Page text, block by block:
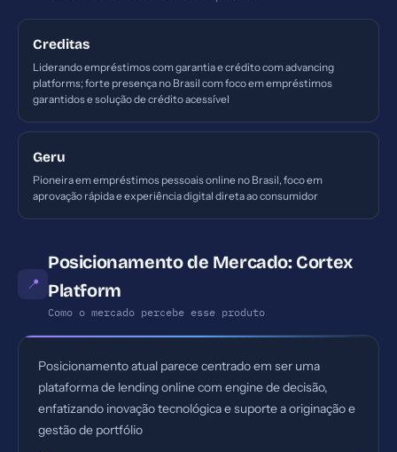
Creditas
Liderando empréstimos com garantia e crédito com advancing
platforms; forte presença no Brasil com foco em empréstimos
garantidos e solução de crédito acessível
Geru
Pioneira em empréstimos pessoais online no Brasil, foco em
aprovação rápida e experiência digital direta ao consumidor
📍
Posicionamento de Mercado: Cortex
Platform
Como o mercado percebe esse produto
Posicionamento atual parece centrado em ser uma
plataforma de lending online com engine de decisão,
enfatizando inovação tecnológica e suporte a originação e
gestão de portfólio